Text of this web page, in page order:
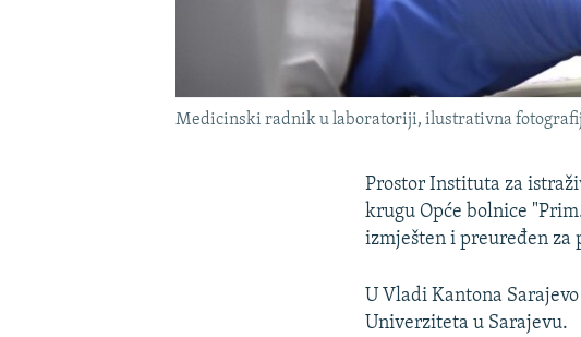
Medicinski radnik u laboratoriji, ilustrativna
Prostor Instituta za
krugu Opće bolnice
izmješten i preuređen za
U Vladi Kantona
Univerziteta u Sarajevu.